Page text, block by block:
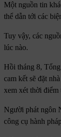
Một nguồn tin
thể dẫn tới các
Tuy vậy, các
lúc nào.
Hồi tháng 8,
cam kết sẽ đặt
xem xét thời điểm
Người phát ngôn
công cụ hành